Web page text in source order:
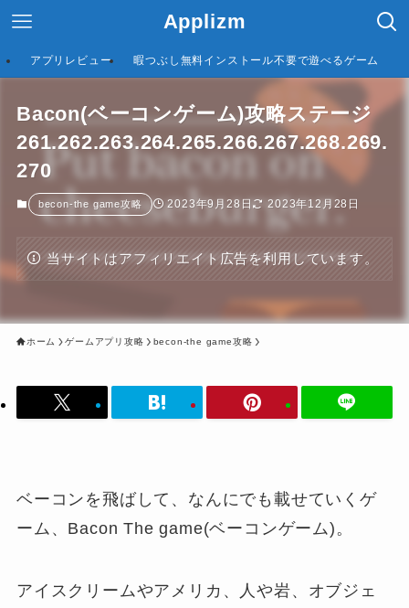
Applizm
アプリレビュー 暇つぶし無料インストール不要で遊べるゲーム
Bacon(ベーコンゲーム)攻略ステージ
261.262.263.264.265.266.267.268.269.
270
becon-the game攻略 2023年9月28日 2023年12月28日
当サイトはアフィリエイト広告を利用しています。
ホーム ゲームアプリ攻略 becon-the game攻略
ベーコンを飛ばして、なんにでも載せていくゲ
ーム、Bacon The game(ベーコンゲーム)。
アイスクリームやアメリカ、人や岩、オブジェ